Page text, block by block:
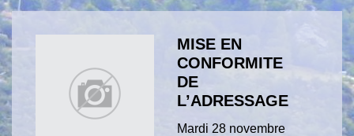
MISE EN
CONFORMITE
DE
L’ADRESSAGE
Mardi 28 novembre